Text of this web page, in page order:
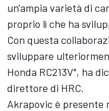
un'ampia varietà di
proprio lì che ha
Con questa
sviluppare
Honda RC213V", ha
direttore di HRC.
Akrapovic è presente